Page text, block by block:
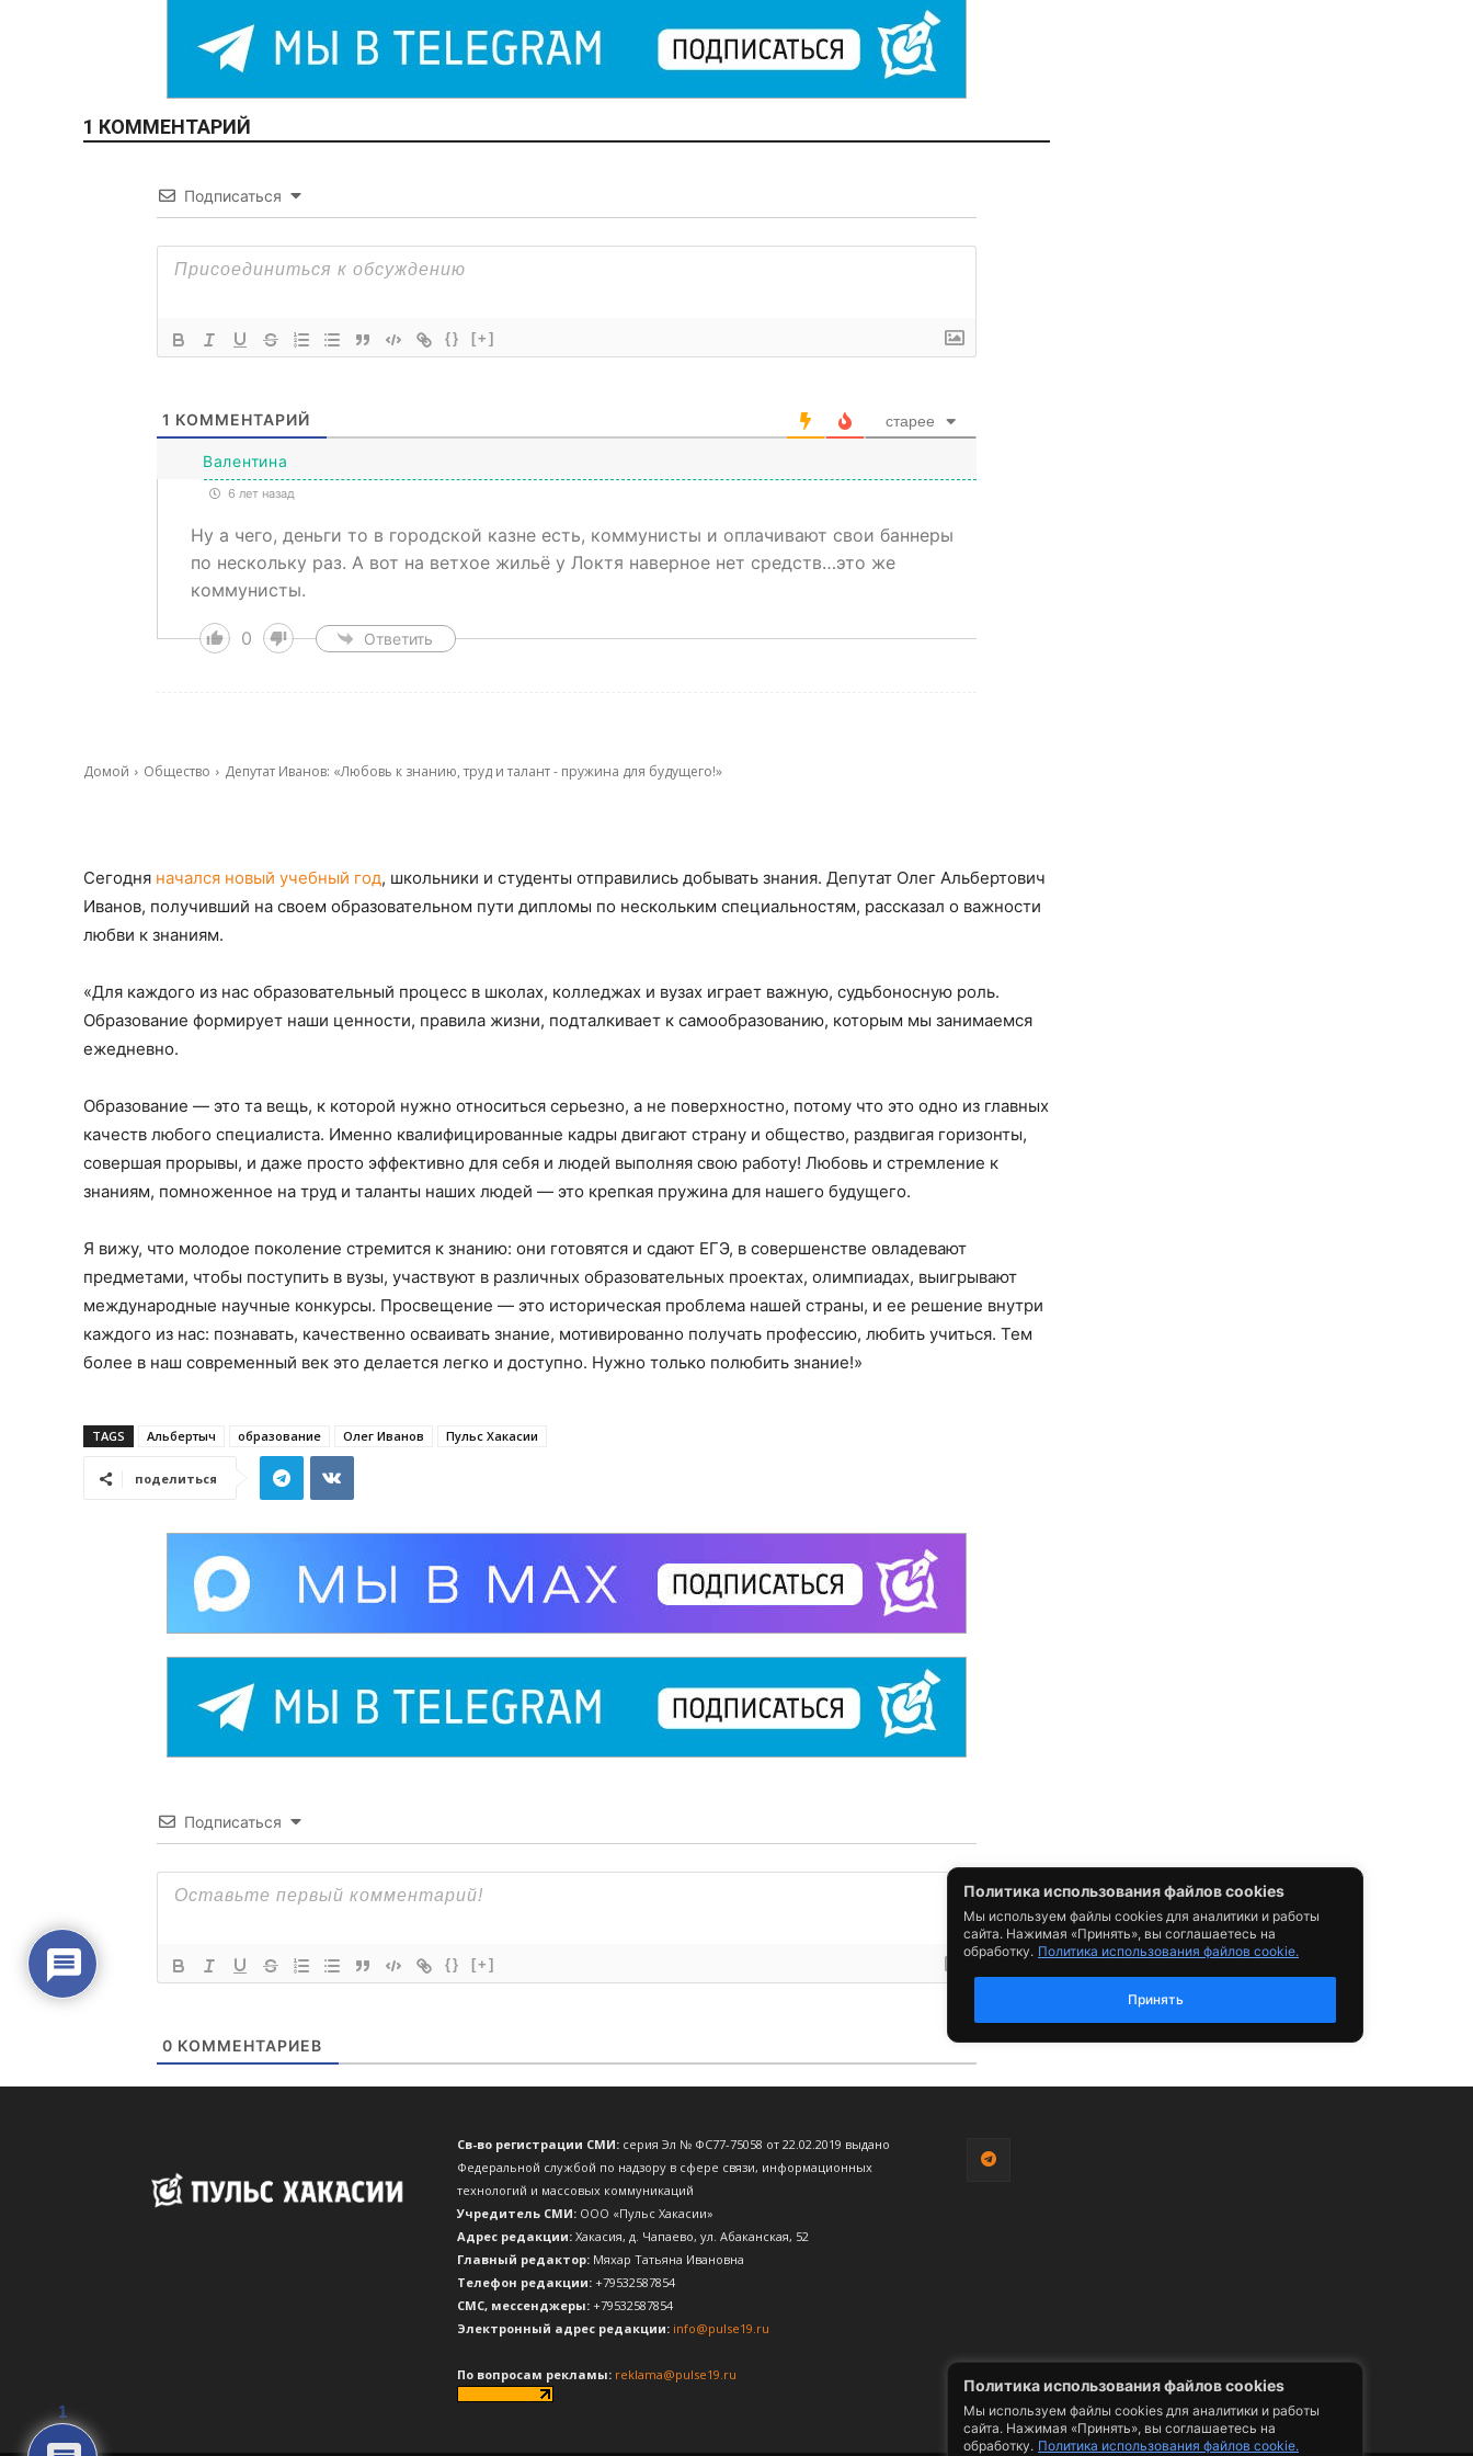
Политика использования файлов cookies
Мы используем файлы cookies для аналитики и работы
сайта. Нажимая «Принять», вы соглашаетесь на
обработку. Политика использования файлов cookie.
1 КОММЕНТАРИЙ
Подписаться
{} [+]
1 КОММЕНТАРИЙ старее
Валентина
6 лет назад
Ну а чего, деньги то в городской казне есть, коммунисты и оплачивают свои баннеры
по нескольку раз. А вот на ветхое жильё у Локтя наверное нет средств…это же
коммунисты.
0 Ответить
Св-во регистрации СМИ: серия Эл № ФС77-75058 от 22.02.2019 выдано
Федеральной службой по надзору в сфере связи, информационных
технологий и массовых коммуникаций
Учредитель СМИ: ООО «Пульс Хакасии»
Адрес редакции: Хакасия, д. Чапаево, ул. Абаканская, 52
Главный редактор: Мяхар Татьяна Ивановна
Телефон редакции: +79532587854
CМС, мессенджеры: +79532587854
Электронный адрес редакции: info@pulse19.ru
По вопросам рекламы: reklama@pulse19.ru
1